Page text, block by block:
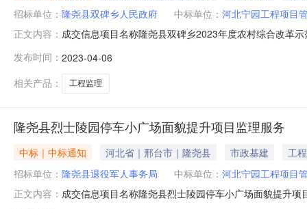
招标单位： 隆尧县双碑乡人民政府 中标单位： 河北宁园工程项目
正文内容： 成交信息项目名称隆尧县双碑乡2023年度农村综合改革
发布时间： 2023-04-06
相关产品：
工程监理
隆尧县烈士陵园停车小广场面貌提升项目监理服务
中标｜中标通知 河北省｜邢台市｜隆尧县 市政基建
工程
招标单位： 隆尧县退役军人事务局 中标单位： 河北宁园工程项目
正文内容： 成交信息项目名称隆尧县烈士陵园停车小广场面貌提升